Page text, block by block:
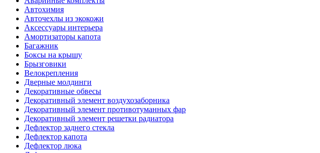
Автохимия
Авточехлы из экокожи
Аксессуары интерьера
Амортизаторы капота
Багажник
Боксы на крышу
Брызговики
Велокрепления
Дверные молдинги
Декоративные обвесы
Декоративный элемент воздухозаборника
Декоративный элемент противотуманных фар
Декоративный элемент решетки радиатора
Дефлектор заднего стекла
Дефлектор капота
Дефлектор люка